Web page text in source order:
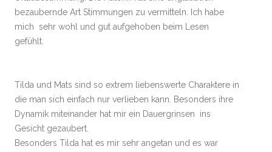
bezaubernde Art Stimmungen zu vermitteln. Ich habe
mich sehr wohl und gut aufgehoben beim Lesen
gefühlt.
Tilda und Mats sind so extrem liebenswerte Charaktere in
die man sich einfach nur verlieben kann. Besonders ihre
Dynamik miteinander hat mir ein Dauergrinsen ins
Gesicht gezaubert.
Besonders Tilda hat es mir sehr angetan und es war